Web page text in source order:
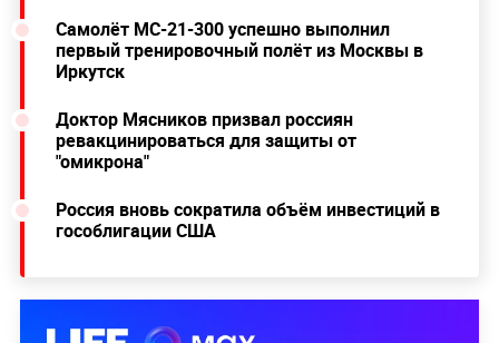
Самолёт МС-21-300 успешно выполнил
первый тренировочный полёт из Москвы в
Иркутск
Доктор Мясников призвал россиян
ревакцинироваться для защиты от
"омикрона"
Россия вновь сократила объём инвестиций в
гособлигации США